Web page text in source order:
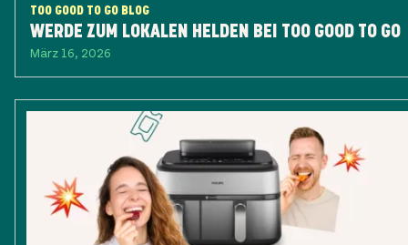
TOO GOOD TO GO BLOG
WERDE ZUM LOKALEN HELDEN BEI TOO GOOD TO GO
März 16, 2026